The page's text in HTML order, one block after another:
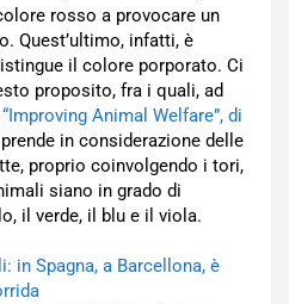
rosso a provocare un
Quest’ultimo, infatti, è
il colore porporato. Ci
proposito, fra i quali, ad
“Improving Animal Welfare”, di
in considerazione delle
proprio coinvolgendo i tori,
siano in grado di
il verde, il blu e il viola.
in Spagna, a Barcellona, è